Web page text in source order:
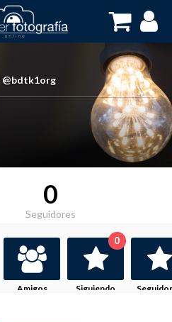
@bdtk1org
0
Seguidores
Amigos Siguiendo
0